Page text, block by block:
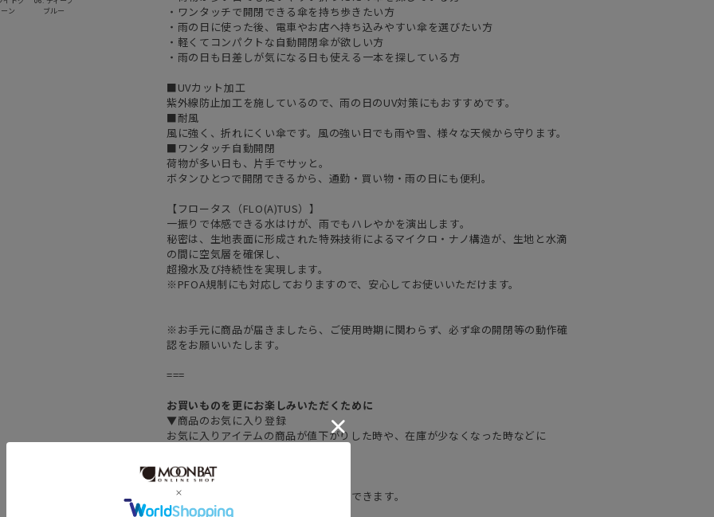
ン
ブルー
・ワンタッチで開閉できる傘を持ち歩きたい方
・雨の日に使った後、電車やお店へ持ち込みやすい傘を選びたい方
・軽くてコンパクトな自動開閉傘が欲しい方
・雨の日も日差しが気になる日も使える一本を探している方
■UVカット加工
紫外線防止加工を施しているので、雨の日のUV対策にもおすすめです。
■耐風
風に強く、折れにくい傘です。風の強い日でも雨や雪、様々な天候から守ります。
■ワンタッチ自動開閉
荷物が多い日も、片手でサッと。
ボタンひとつで開閉できるから、通勤・買い物・雨の日にも便利。
【フロータス（FLO(A)TUS）】
一振りで体感できる水はけが、雨でもハレやかを演出します。
秘密は、生地表面に形成された特殊技術によるマイクロ・ナノ構造が、生地と水滴
の間に空気層を確保し、
超撥水及び持続性を実現します。
※PFOA規制にも対応しておりますので、安心してお使いいただけます。
※お手元に商品が届きましたら、ご使用時期に関わらず、必ず傘の開閉等の動作確
認をお願いいたします。
===
お買いものを更にお楽しみいただくために
▼商品のお気に入り登録
お気に入りアイテムの商品が値下がりした時や、在庫が少なくなった時などに
▼お得なメルマガ登録
新作の情報をいち早く受け取ることができます。
メルマガ登録はこちらから▼